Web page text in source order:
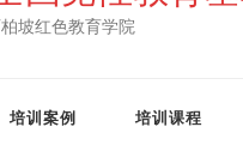
坡红色教育学院
培训案例 培训课程